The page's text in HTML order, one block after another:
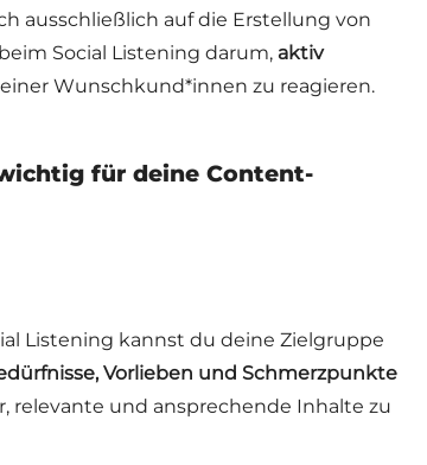
ausschließlich auf die Erstellung von
Social Listening darum, aktiv
Wunschkund*innen zu reagieren.
für deine Content-
Listening kannst du deine Zielgruppe
Vorlieben und Schmerzpunkte
relevante und ansprechende Inhalte zu